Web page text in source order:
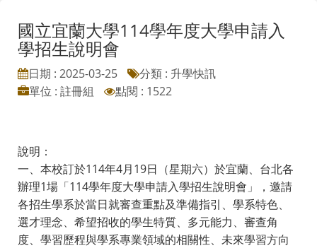
國立宜蘭大學114學年度大學申請入
學招生說明會
日期 : 2025-03-25
分類 : 升學快訊
單位 : 註冊組
點閱 : 1522
說明：
一、本校訂於114年4月19日（星期六）於宜蘭、台北各
辦理1場「114學年度大學申請入學招生說明會」，邀請
各招生學系於當日就審查重點及準備指引、學系特色、
選才理念、希望招收的學生特質、多元能力、審查角
度、學習歷程與學系專業領域的相關性、未來學習方向